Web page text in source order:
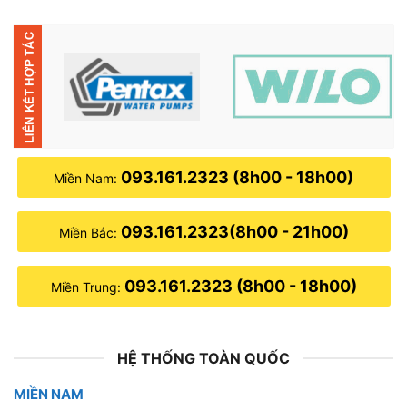
Miền Nam: 093.161.2323 (8h00 - 18h00)
Miền Bắc: 093.161.2323(8h00 - 21h00)
Miền Trung: 093.161.2323 (8h00 - 18h00)
HỆ THỐNG TOÀN QUỐC
MIỀN NAM